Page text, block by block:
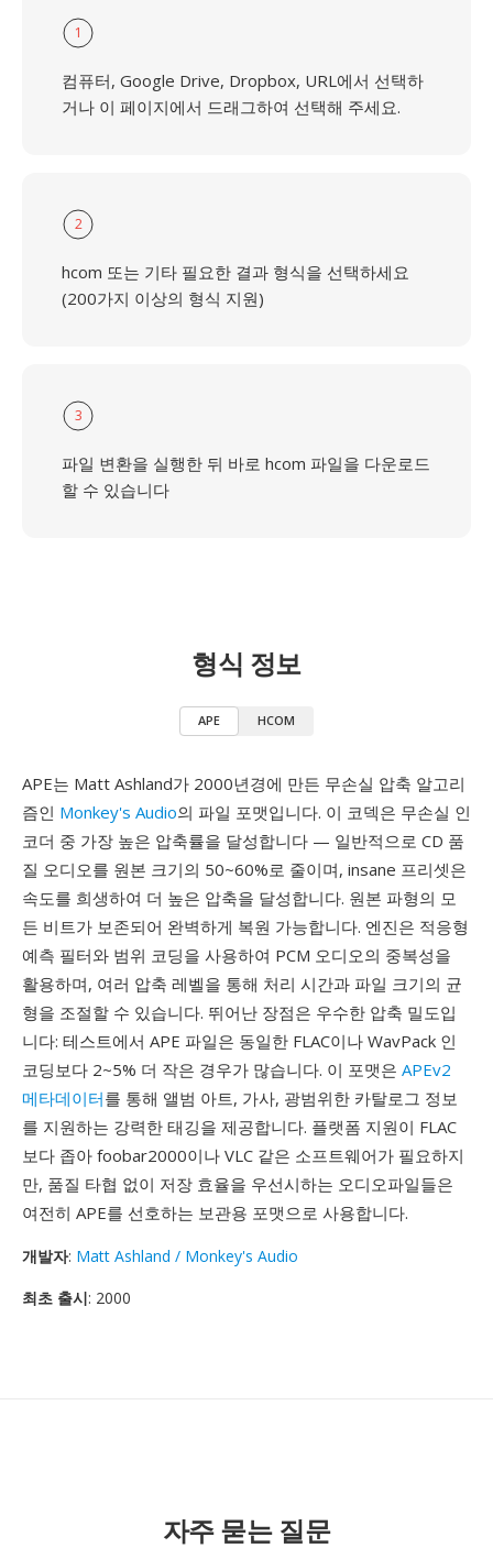
1
컴퓨터, Google Drive, Dropbox, URL에서 선택하
거나 이 페이지에서 드래그하여 선택해 주세요.
2
hcom 또는 기타 필요한 결과 형식을 선택하세요
(200가지 이상의 형식 지원)
3
파일 변환을 실행한 뒤 바로 hcom 파일을 다운로드
할 수 있습니다
형식 정보
APE HCOM
APE는 Matt Ashland가 2000년경에 만든 무손실 압축 알고리
즘인 Monkey's Audio의 파일 포맷입니다. 이 코덱은 무손실 인
코더 중 가장 높은 압축률을 달성합니다 — 일반적으로 CD 품
질 오디오를 원본 크기의 50~60%로 줄이며, insane 프리셋은
속도를 희생하여 더 높은 압축을 달성합니다. 원본 파형의 모
든 비트가 보존되어 완벽하게 복원 가능합니다. 엔진은 적응형
예측 필터와 범위 코딩을 사용하여 PCM 오디오의 중복성을
활용하며, 여러 압축 레벨을 통해 처리 시간과 파일 크기의 균
형을 조절할 수 있습니다. 뛰어난 장점은 우수한 압축 밀도입
니다: 테스트에서 APE 파일은 동일한 FLAC이나 WavPack 인
코딩보다 2~5% 더 작은 경우가 많습니다. 이 포맷은 APEv2
메타데이터를 통해 앨범 아트, 가사, 광범위한 카탈로그 정보
를 지원하는 강력한 태깅을 제공합니다. 플랫폼 지원이 FLAC
보다 좁아 foobar2000이나 VLC 같은 소프트웨어가 필요하지
만, 품질 타협 없이 저장 효율을 우선시하는 오디오파일들은
여전히 APE를 선호하는 보관용 포맷으로 사용합니다.
개발자: Matt Ashland / Monkey's Audio
최초 출시: 2000
자주 묻는 질문